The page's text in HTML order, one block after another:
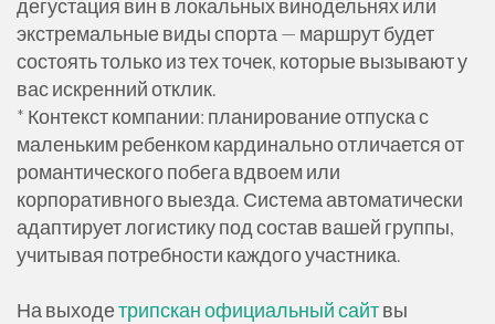
дегустация вин в локальных винодельнях или
экстремальные виды спорта — маршрут будет
состоять только из тех точек, которые вызывают у
вас искренний отклик.
* Контекст компании: планирование отпуска с
маленьким ребенком кардинально отличается от
романтического побега вдвоем или
корпоративного выезда. Система автоматически
адаптирует логистику под состав вашей группы,
учитывая потребности каждого участника.
На выходетрипскан официальный сайтвы